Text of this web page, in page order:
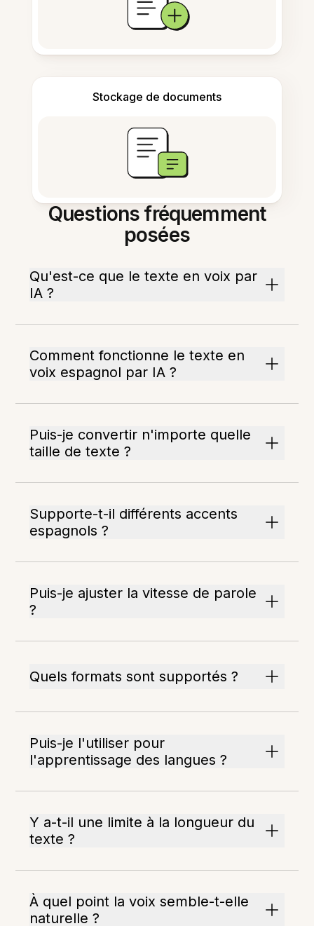
Stockage de documents
Questions fréquemment
posées
Qu'est-ce que le texte en voix par
IA ?
Comment fonctionne le texte en
voix espagnol par IA ?
Puis-je convertir n'importe quelle
taille de texte ?
Supporte-t-il différents accents
espagnols ?
Puis-je ajuster la vitesse de parole
?
Quels formats sont supportés ?
Puis-je l'utiliser pour
l'apprentissage des langues ?
Y a-t-il une limite à la longueur du
texte ?
À quel point la voix semble-t-elle
naturelle ?